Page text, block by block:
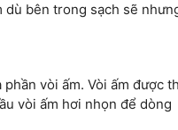
dù bên trong sạch sẽ
vòi ấm. Vòi ấm được
vòi ấm hơi nhọn để dòng